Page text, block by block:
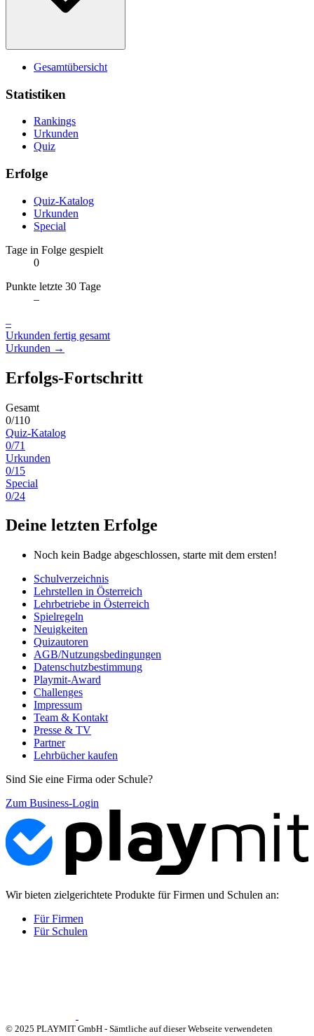
Gesamtübersicht
Statistiken
Rankings
Urkunden
Quiz
Erfolge
Quiz-Katalog
Urkunden
Special
Tage in Folge gespielt
0
Punkte letzte 30 Tage
–
–
Urkunden fertig gesamt
Urkunden →
Erfolgs-Fortschritt
Gesamt
0/110
Quiz-Katalog
0/71
Urkunden
0/15
Special
0/24
Deine letzten Erfolge
Noch kein Badge abgeschlossen, starte mit dem ersten!
Schulverzeichnis
Lehrstellen in Österreich
Lehrbetriebe in Österreich
Spielregeln
Neuigkeiten
Quizautoren
AGB/Nutzungsbedingungen
Datenschutzbestimmung
Playmit-Award
Challenges
Impressum
Team & Kontakt
Presse & TV
Partner
Lehrbücher kaufen
Sind Sie eine Firma oder Schule?
Zum Business-Login
Wir bieten zielgerichtete Produkte für Firmen und Schulen an:
Für Firmen
Für Schulen
© 2025 PLAYMIT GmbH - Sämtliche auf dieser Webseite verwendeten